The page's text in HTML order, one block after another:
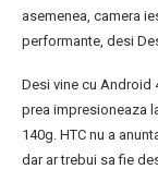
asemenea, camera
performante, desi
Desi vine cu Android
prea impresioneaza
140g. HTC nu a
dar ar trebui sa fie